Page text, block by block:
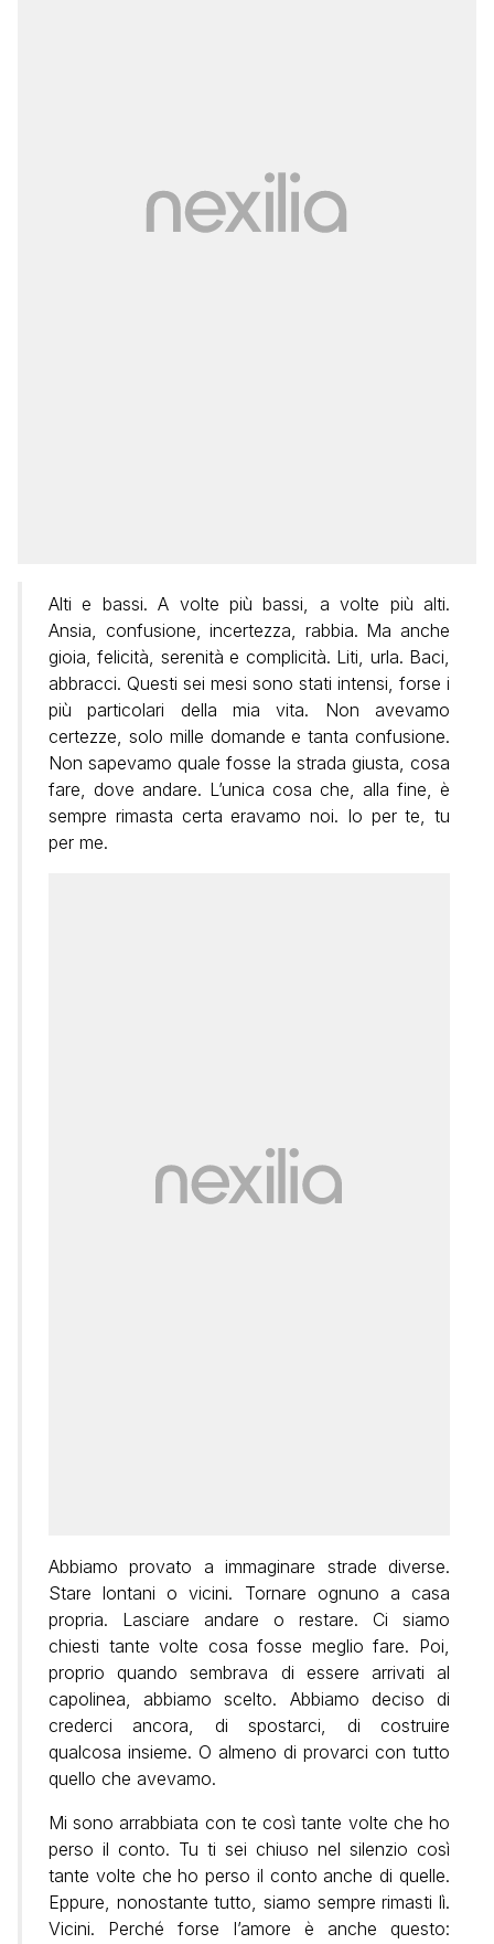
Alti e bassi. A volte più bassi, a volte più alti.
Ansia, confusione, incertezza, rabbia. Ma anche
gioia, felicità, serenità e complicità. Liti, urla. Baci,
abbracci. Questi sei mesi sono stati intensi, forse i
più particolari della mia vita. Non avevamo
certezze, solo mille domande e tanta confusione.
Non sapevamo quale fosse la strada giusta, cosa
fare, dove andare. L’unica cosa che, alla fine, è
sempre rimasta certa eravamo noi. Io per te, tu
per me.
Abbiamo provato a immaginare strade diverse.
Stare lontani o vicini. Tornare ognuno a casa
propria. Lasciare andare o restare. Ci siamo
chiesti tante volte cosa fosse meglio fare. Poi,
proprio quando sembrava di essere arrivati al
capolinea, abbiamo scelto. Abbiamo deciso di
crederci ancora, di spostarci, di costruire
qualcosa insieme. O almeno di provarci con tutto
quello che avevamo.
Mi sono arrabbiata con te così tante volte che ho
perso il conto. Tu ti sei chiuso nel silenzio così
tante volte che ho perso il conto anche di quelle.
Eppure, nonostante tutto, siamo sempre rimasti lì.
Vicini. Perché forse l’amore è anche questo: